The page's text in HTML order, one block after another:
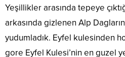
Yeşillikler arasında tepeye
arkasında gizlenen Alp
yudumladık. Eyfel kulesinden
gore Eyfel Kulesi’nin en guzel